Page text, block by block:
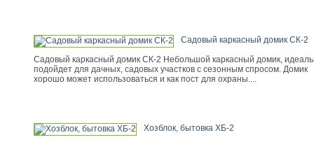
Садовый каркасный домик СК-2
Садовый каркасный домик СК-2 Небольшой каркасный домик,
подойдет для дачных, садовых участков с сезонным спросом. Домик
хорошо может использоваться и как пост для охраны....
Хозблок, бытовка ХБ-2